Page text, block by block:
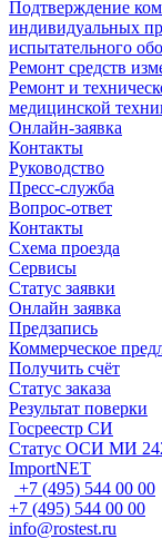
Подтверждение
индивидуальных
испытательного
Ремонт средств
Ремонт и
медицинской
Онлайн-заявка
Контакты
Руководство
Пресс-служба
Вопрос-ответ
Контакты
Схема проезда
Сервисы
Статус заявки
Онлайн заявка
Предзапись
Коммерческое
Получить счёт
Статус заказа
Результат поверки
Госреестр СИ
Статус ОСИ МИ
ImportNET
+7 (495) 544 00 00
+7 (495) 544 00 00
info@rostest.ru